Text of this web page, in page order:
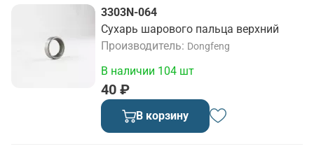
3303N-064
Сухарь шарового пальца верхний
Производитель
Dongfeng
40 ₽
В наличии 104 шт
В корзину